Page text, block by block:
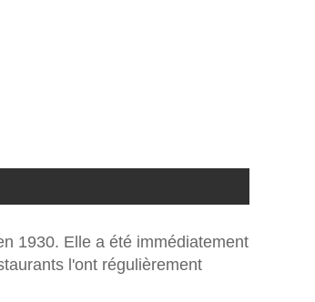
1930. Elle a été immédiatement
l'ont régulièrement